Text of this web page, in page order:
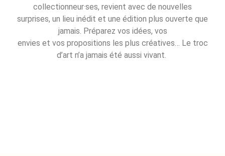
collectionneur·ses, revient avec de nouvelles
surprises, un lieu inédit et une édition plus ouverte que
jamais. Préparez vos idées, vos
envies et vos propositions les plus créatives… Le troc
d’art n’a jamais été aussi vivant.